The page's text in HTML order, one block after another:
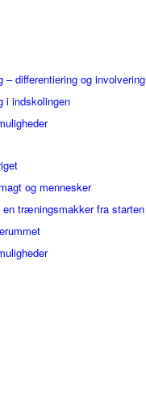
– differentiering og involvering
i indskolingen
og mennesker
en træningsmakker fra starten